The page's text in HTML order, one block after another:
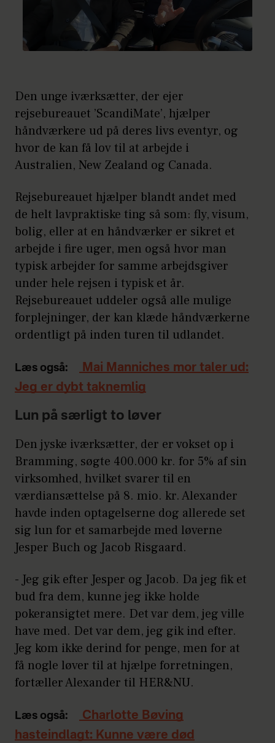
Den unge iværksætter, der ejer
rejsebureauet ’ScandiMate’, hjælper
håndværkere ud på deres livs eventyr, og
hvor de kan få lov til at arbejde i
Australien, New Zealand og Canada.
Rejsebureauet hjælper blandt andet med
de helt lavpraktiske ting så som: fly, visum,
bolig, eller at en håndværker er sikret et
arbejde i fire uger, men også hvor man
typisk arbejder for samme arbejdsgiver
under hele rejsen i typisk et år.
Rejsebureauet uddeler også alle mulige
forplejninger, der kan klæde håndværkerne
ordentligt på inden turen til udlandet.
Læs også:
Mai Manniches mor taler ud:
Jeg er dybt taknemlig
Lun på særligt to løver
Den jyske iværksætter, der er vokset op i
Bramming, søgte 400.000 kr. for 5% af sin
virksomhed, hvilket svarer til en
værdiansættelse på 8. mio. kr. Alexander
havde inden optagelserne dog allerede set
sig lun for et samarbejde med løverne
Jesper Buch og Jacob Risgaard.
- Jeg gik efter Jesper og Jacob. Da jeg fik et
bud fra dem, kunne jeg ikke holde
pokeransigtet mere. Det var dem, jeg ville
have med. Det var dem, jeg gik ind efter.
Jeg kom ikke derind for penge, men for at
få nogle løver til at hjælpe forretningen,
fortæller Alexander til HER&NU.
Læs også:
Charlotte Bøving
hasteindlagt: Kunne være død